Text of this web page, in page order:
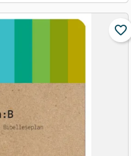
favorite_border